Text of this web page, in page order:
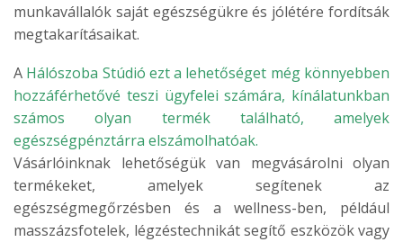
munkavállalók saját egészségükre és jólétére fordítsák
megtakarításaikat.
A Hálószoba Stúdió ezt a lehetőséget még könnyebben
hozzáférhetővé teszi ügyfelei számára, kínálatunkban
számos olyan termék található, amelyek
egészségpénztárra elszámolhatóak.
Vásárlóinknak lehetőségük van megvásárolni olyan
termékeket, amelyek segítenek az
egészségmegőrzésben és a wellness-ben, például
masszázsfotelek, légzéstechnikát segítő eszközök vagy